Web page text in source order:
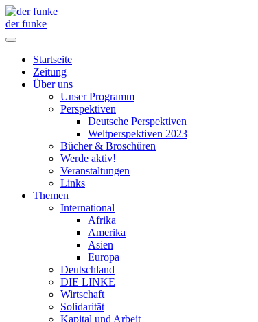
der funke
Startseite
Zeitung
Über uns
Unser Programm
Perspektiven
Deutsche Perspektiven
Weltperspektiven 2023
Bücher & Broschüren
Werde aktiv!
Veranstaltungen
Links
Themen
International
Afrika
Amerika
Asien
Europa
Deutschland
DIE LINKE
Wirtschaft
Solidarität
Kapital und Arbeit